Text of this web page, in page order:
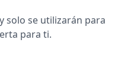
solo se utilizarán para
para ti.